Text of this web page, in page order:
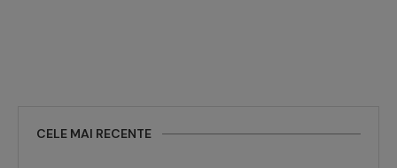
CELE MAI RECENTE